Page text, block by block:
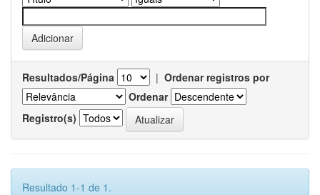
Resultados/Página | Ordenar registros por
Ordenar
Registro(s)
Resultado 1-1 de 1.